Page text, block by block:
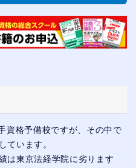
資格予備校ですが、その中で
ています。
は東京法経学院に劣ります